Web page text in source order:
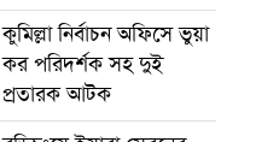
কুমিল্লা নির্বাচন অফিসে ভুয়া
কর পরিদর্শক সহ দুই
প্রতারক আটক